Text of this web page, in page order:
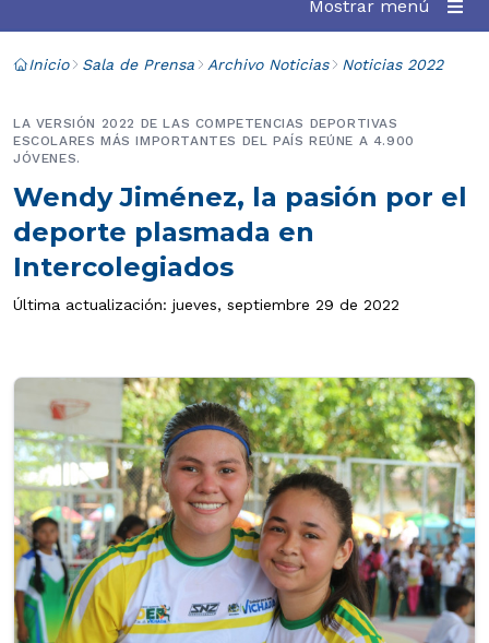
Mostrar menú
Inicio Sala de Prensa Archivo Noticias Noticias 2022
Wendy Jiménez, la pasión por el
deporte plasmada en
Intercolegiados
LA VERSIÓN 2022 DE LAS COMPETENCIAS DEPORTIVAS
ESCOLARES MÁS IMPORTANTES DEL PAÍS REÚNE A 4.900
JÓVENES.
Última actualización: jueves, septiembre 29 de 2022